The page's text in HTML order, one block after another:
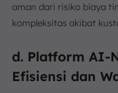
aman dari risiko biaya
kompleksitas akibat
d. Platform AI-
Efisiensi dan